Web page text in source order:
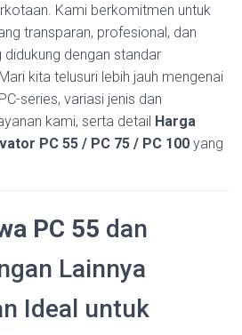
Kami berkomitmen untuk
transparan, profesional, dan
dengan standar
kita telusuri lebih jauh mengenai
series, variasi jenis dan
kami, serta detail Harga
PC 55 / PC 75 / PC 100 yang
PC 55 dan
Lainnya
Ideal untuk